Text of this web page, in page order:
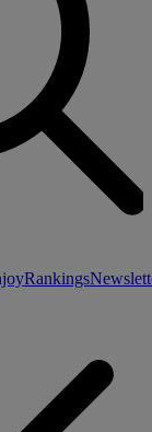
Rankings